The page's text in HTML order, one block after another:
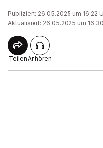
Publiziert: 26.05.2025 um 16:22
Aktualisiert: 26.05.2025 um
TeilenAnhören